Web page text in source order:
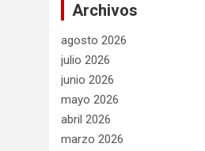
Archivos
agosto 2026
julio 2026
junio 2026
mayo 2026
abril 2026
marzo 2026